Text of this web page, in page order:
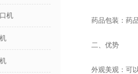
机
药品包装：药品
二、优势
外观美观：可以